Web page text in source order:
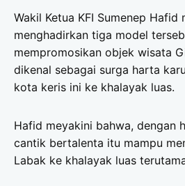
Wakil Ketua KFI Sumenep Hafid
menghadirkan tiga model
mempromosikan objek wisata
dikenal sebagai surga harta
kota keris ini ke khalayak luas.
Hafid meyakini bahwa, dengan
cantik bertalenta itu mampu
Labak ke khalayak luas